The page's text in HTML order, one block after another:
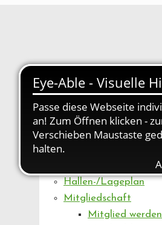
UNSER VEREIN
Artikel
Vorstand
Geschäftsstelle
Hallen-/Lageplan
Mitgliedschaft
Mitglied werden